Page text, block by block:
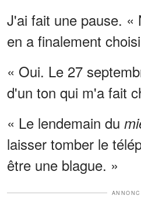
J'ai fait une pause. «
en a finalement
« Oui. Le 27
d'un ton qui m'a fait
« Le lendemain du
laisser tomber le
être une blague. »